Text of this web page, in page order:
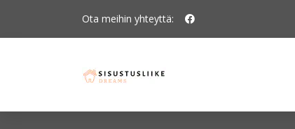
Ota meihin yhteyttä: